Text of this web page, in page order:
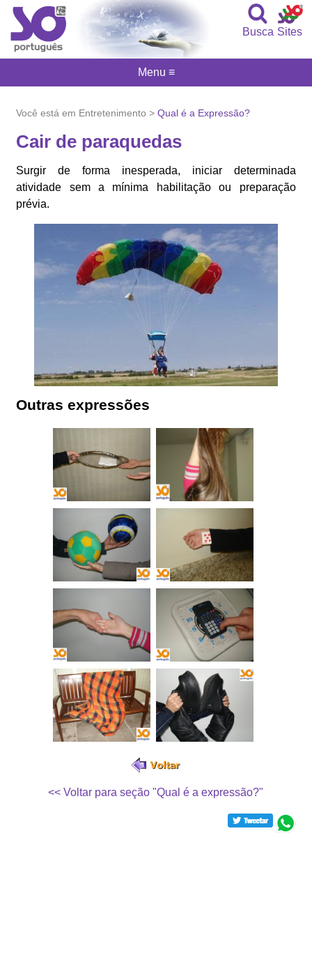
Sites
Busca
Você está em Entretenimento >Qual é a Expressão?
Cair de paraquedas
Surgir de forma inesperada, iniciar determinada
atividade sem a mínima habilitação ou preparação
prévia.
Outras expressões
<< Voltar para seção "Qual é a expressão?"